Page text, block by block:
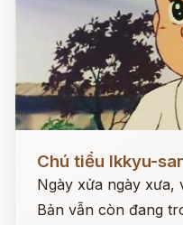
Chú tiểu Ikkyu-
Ngày xửa ngày xưa,
Bản vẫn còn đang